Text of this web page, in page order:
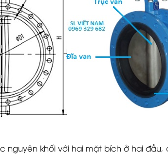
nguyên khối với hai mặt bích ở hai